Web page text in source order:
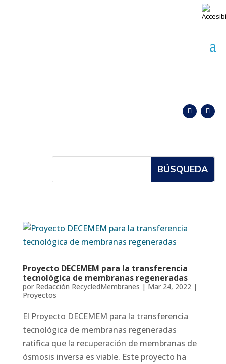
Proyecto DECEMEM para la transferencia
tecnológica de membranas regeneradas
por Redacción RecycledMembranes | Mar 24, 2022|
Proyectos
El Proyecto DECEMEM para la transferencia
tecnológica de membranas regeneradas
ratifica que la recuperación de membranas de
ósmosis inversa es viable. Este proyecto ha